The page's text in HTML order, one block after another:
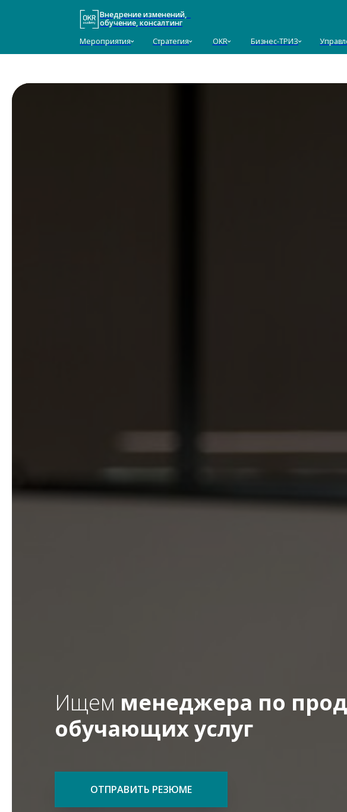
Мероприятия Стратегия Бизнес-ТРИЗ Управление
Внедрение изменений,
обучение, консалтинг
Ищем менеджера по
обучающих услуг
ОТПРАВИТЬ РЕЗЮМЕ